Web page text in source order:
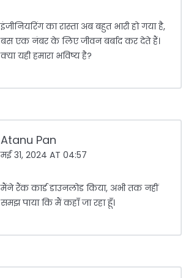
इंजीनियरिंग का रास्ता अब बहुत भारी हो गया है,
बस एक नंबर के लिए जीवन बर्बाद कर देते हैं।
क्या यही हमारा भविष्य है?
Atanu Pan
मई 31, 2024 AT 04:57
मैंने रैंक कार्ड डाउनलोड किया, अभी तक नहीं
समझ पाया कि मैं कहाँ जा रहा हूँ।